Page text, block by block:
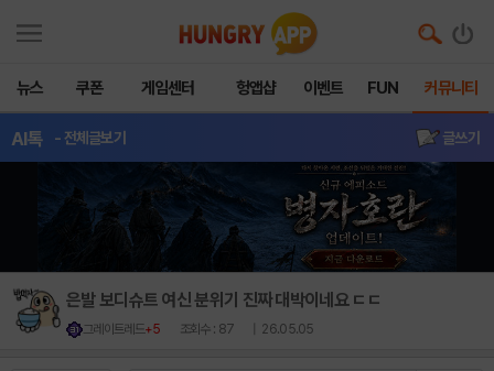
뉴스 쿠폰 게임센터 헝앱샵 이벤트 FUN 커뮤니티
AI톡 - 전체글보기 글쓰기
은발 보디슈트 여신 분위기 진짜 대박이네요 ㄷㄷ
그레이트레드+5 조회수 : 87 | 26.05.05